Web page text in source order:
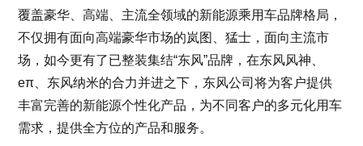
覆盖豪华、高端、主流全领域的新能源乘用车品牌格局，
不仅拥有面向高端豪华市场的岚图、猛士，面向主流市
场，如今更有了已整装集结“东风”品牌，在东风风神、
eπ、东风纳米的合力并进之下，东风公司将为客户提供
丰富完善的新能源个性化产品，为不同客户的多元化用车
需求，提供全方位的产品和服务。